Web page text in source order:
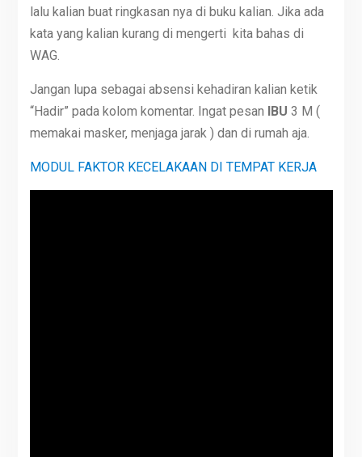
lalu kalian buat ringkasan nya di buku kalian. Jika ada
kata yang kalian kurang di mengerti kita bahas di
WAG.
Jangan lupa sebagai absensi kehadiran kalian ketik
“Hadir” pada kolom komentar. Ingat pesan IBU 3 M (
memakai masker, menjaga jarak ) dan di rumah aja.
MODUL FAKTOR KECELAKAAN DI TEMPAT KERJA